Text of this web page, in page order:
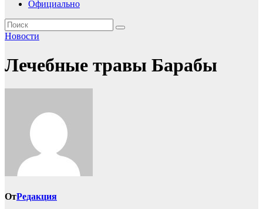
Официально
Новости
Лечебные травы Барабы
ОтРедакция